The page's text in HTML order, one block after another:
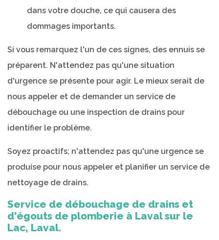
dans votre douche, ce qui causera des
dommages importants.
Si vous remarquez l'un de ces signes, des ennuis se
préparent. N'attendez pas qu'une situation
d'urgence se présente pour agir. Le mieux serait de
nous appeler et de demander un service de
débouchage ou une inspection de drains pour
identifier le problème.
Soyez proactifs; n'attendez pas qu'une urgence se
produise pour nous appeler et planifier un service de
nettoyage de drains.
Service de débouchage de drains et
d'égouts de plomberie à Laval sur le
Lac, Laval.